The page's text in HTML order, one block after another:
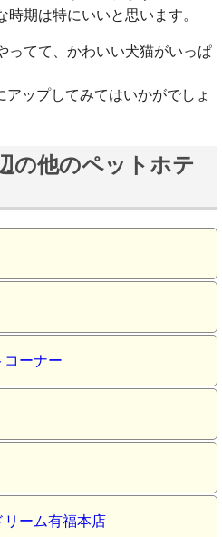
期は特にいいと思います。
ってて、かわいい犬猫がいっぱ
アップしてみてはいかがでしょ
の他のペットホテ
コーナー
ーム有福本店